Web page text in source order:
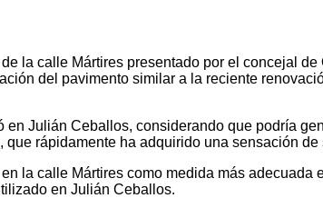
la calle Mártires presentado por el concejal de
del pavimento similar a la reciente
Julián Ceballos, considerando que podría
rápidamente ha adquirido una sensación de
la calle Mártires como medida más adecuada
en Julián Ceballos.